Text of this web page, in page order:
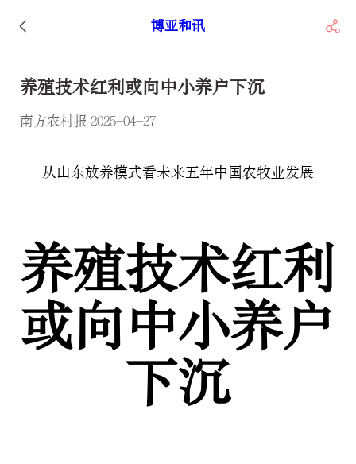
博亚和讯
养殖技术红利或向中小养户下沉
南方农村报 2025-04-27
从山东放养模式看未来五年中国农牧业发展
养殖技术红利
或向中小养户
下沉